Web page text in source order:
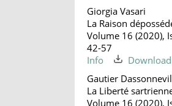
Giorgia Vasari
La Raison
Volume 16 (2020),
42-57
Info
Download
Gautier
La Liberté
Volume 16 (2020),